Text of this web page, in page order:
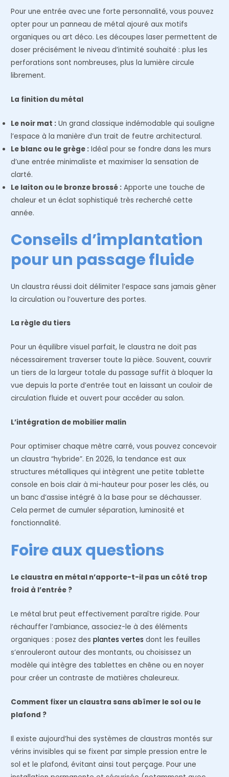
Pour une entrée avec une forte personnalité, vous pouvez
opter pour un panneau de métal ajouré aux motifs
organiques ou art déco. Les découpes laser permettent de
doser précisément le niveau d’intimité souhaité : plus les
perforations sont nombreuses, plus la lumière circule
librement.
La finition du métal
Le noir mat : Un grand classique indémodable qui souligne
l’espace à la manière d’un trait de feutre architectural.
Le blanc ou le grège : Idéal pour se fondre dans les murs
d’une entrée minimaliste et maximiser la sensation de
clarté.
Le laiton ou le bronze brossé : Apporte une touche de
chaleur et un éclat sophistiqué très recherché cette
année.
Conseils d’implantation
pour un passage fluide
Un claustra réussi doit délimiter l’espace sans jamais gêner
la circulation ou l’ouverture des portes.
La règle du tiers
Pour un équilibre visuel parfait, le claustra ne doit pas
nécessairement traverser toute la pièce. Souvent, couvrir
un tiers de la largeur totale du passage suffit à bloquer la
vue depuis la porte d’entrée tout en laissant un couloir de
circulation fluide et ouvert pour accéder au salon.
L’intégration de mobilier malin
Pour optimiser chaque mètre carré, vous pouvez concevoir
un claustra “hybride”. En 2026, la tendance est aux
structures métalliques qui intègrent une petite tablette
console en bois clair à mi-hauteur pour poser les clés, ou
un banc d’assise intégré à la base pour se déchausser.
Cela permet de cumuler séparation, luminosité et
fonctionnalité.
Foire aux questions
Le claustra en métal n’apporte-t-il pas un côté trop
froid à l’entrée ?
Le métal brut peut effectivement paraître rigide. Pour
réchauffer l’ambiance, associez-le à des éléments
organiques : posez desplantes vertes dont les feuilles
s’enrouleront autour des montants, ou choisissez un
modèle qui intègre des tablettes en chêne ou en noyer
pour créer un contraste de matières chaleureux.
Comment fixer un claustra sans abîmer le sol ou le
plafond ?
Il existe aujourd’hui des systèmes de claustras montés sur
vérins invisibles qui se fixent par simple pression entre le
sol et le plafond, évitant ainsi tout perçage. Pour une